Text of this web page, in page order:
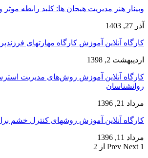
وبینار هنر مدیریت هیجان ها: کلید رابطه موثر
آذر 27, 1403
کارگاه آنلاین آموزش کارگاه مهارتهای
اردیبهشت 2, 1398
کارگاه آنلاین آموزش روش‌های مدیریت
روانشناسان
مرداد 21, 1396
کارگاه آنلاین آموزش روشهای کنترل خشم
مرداد 11, 1396
Prev Next 1 از 2